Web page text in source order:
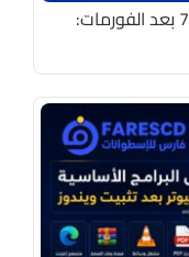
البرامج الأساسية لويندوز 7 بعد الفورمات: